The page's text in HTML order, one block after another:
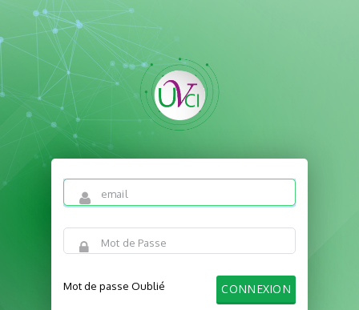
Mot de passe Oublié CONNEXION